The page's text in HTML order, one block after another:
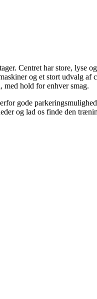
Centret har store, lyse
og et stort udvalg af
med hold for enhver smag.
gode
og lad os finde den